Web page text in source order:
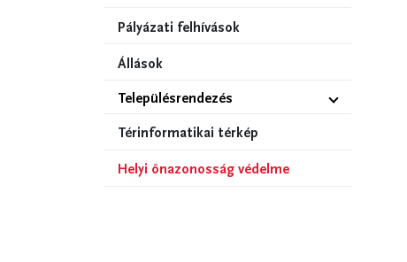
Pályázati felhívások
Állások
Településrendezés
Térinformatikai térkép
Helyi önazonosság védelme